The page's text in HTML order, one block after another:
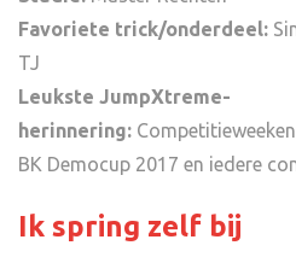
Favoriete trick/onderdeel:
TJ
Leukste JumpXtreme-
herinnering:
BK Democup 2017 en iedere
Ik spring zelf bij